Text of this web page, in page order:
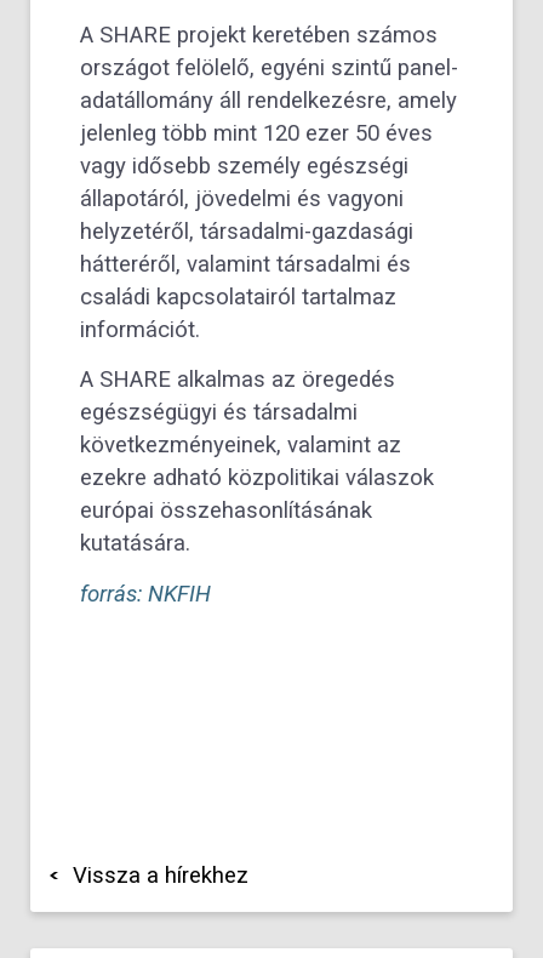
A SHARE projekt keretében számos
országot felölelő, egyéni szintű panel-
adatállomány áll rendelkezésre, amely
jelenleg több mint 120 ezer 50 éves
vagy idősebb személy egészségi
állapotáról, jövedelmi és vagyoni
helyzetéről, társadalmi-gazdasági
hátteréről, valamint társadalmi és
családi kapcsolatairól tartalmaz
információt.
A SHARE alkalmas az öregedés
egészségügyi és társadalmi
következményeinek, valamint az
ezekre adható közpolitikai válaszok
európai összehasonlításának
kutatására.
forrás: NKFIH
Vissza a hírekhez